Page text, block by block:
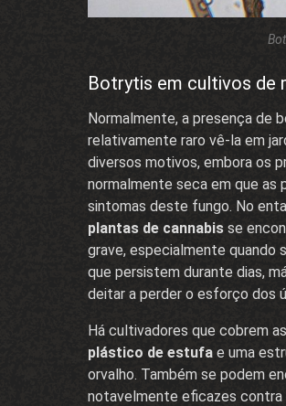
Botrytis em cultivos de
Normalmente, a presença de
relativamente raro vê-la em
diversos motivos, embora os
normalmente seca em que as
sintomas deste fungo. No
plantas de cannabis se
grave, especialmente quando
que persistem durante dias,
deitar a perder o esforço dos
Há cultivadores que cobrem
plástico de estufa e uma
orvalho. Também se podem
notavelmente eficazes contra